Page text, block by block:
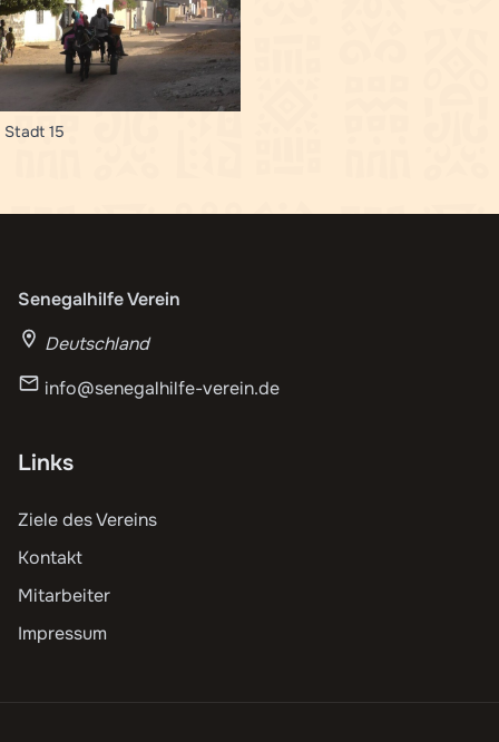
Stadt 15
Senegalhilfe Verein
Deutschland
info@senegalhilfe-verein.de
Links
Ziele des Vereins
Kontakt
Mitarbeiter
Impressum